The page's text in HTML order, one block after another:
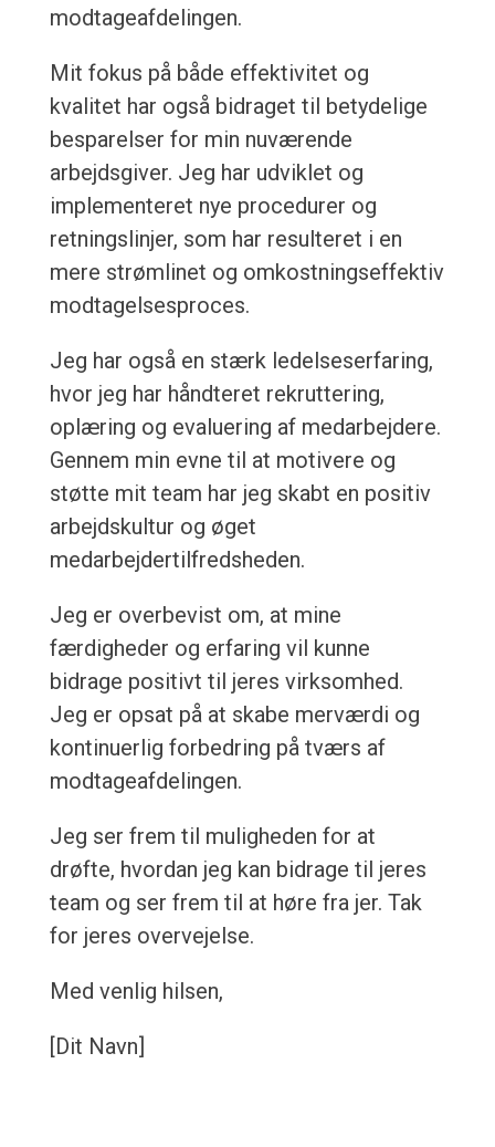
modtageafdelingen.
Mit fokus på både effektivitet og
kvalitet har også bidraget til betydelige
besparelser for min nuværende
arbejdsgiver. Jeg har udviklet og
implementeret nye procedurer og
retningslinjer, som har resulteret i en
mere strømlinet og omkostningseffektiv
modtagelsesproces.
Jeg har også en stærk ledelseserfaring,
hvor jeg har håndteret rekruttering,
oplæring og evaluering af medarbejdere.
Gennem min evne til at motivere og
støtte mit team har jeg skabt en positiv
arbejdskultur og øget
medarbejdertilfredsheden.
Jeg er overbevist om, at mine
færdigheder og erfaring vil kunne
bidrage positivt til jeres virksomhed.
Jeg er opsat på at skabe merværdi og
kontinuerlig forbedring på tværs af
modtageafdelingen.
Jeg ser frem til muligheden for at
drøfte, hvordan jeg kan bidrage til jeres
team og ser frem til at høre fra jer. Tak
for jeres overvejelse.
Med venlig hilsen,
[Dit Navn]